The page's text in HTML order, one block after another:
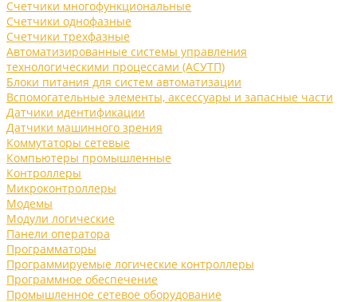
Счетчики многофункциональные
Счетчики однофазные
Счетчики трехфазные
Автоматизированные системы управления
технологическими процессами (АСУТП)
Блоки питания для систем автоматизации
Вспомогательные элементы, аксессуары и запасные части
Датчики идентификации
Датчики машинного зрения
Коммутаторы сетевые
Компьютеры промышленные
Контроллеры
Микроконтроллеры
Модемы
Модули логические
Панели оператора
Программаторы
Программируемые логические контроллеры
Программное обеспечение
Промышленное сетевое оборудование